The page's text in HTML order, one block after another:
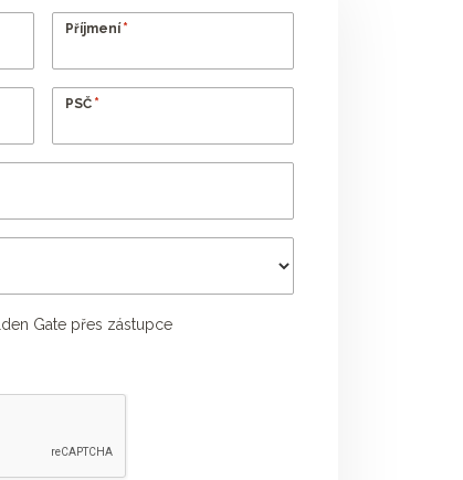
Příjmení *
PSČ *
Gate přes zástupce
Příjmení poradce